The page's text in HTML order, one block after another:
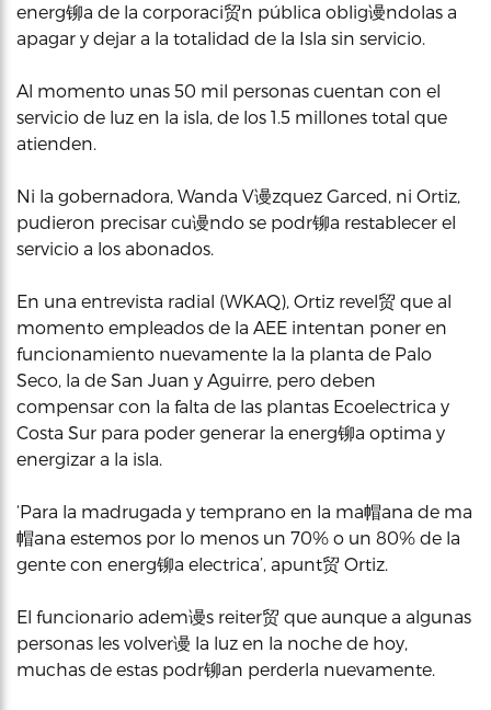
energ铆a de la corporaci贸n pública oblig谩ndolas a
apagar y dejar a la totalidad de la Isla sin servicio.
Al momento unas 50 mil personas cuentan con el
servicio de luz en la isla, de los 1.5 millones total que
atienden.
Ni la gobernadora, Wanda V谩zquez Garced, ni Ortiz,
pudieron precisar cu谩ndo se podr铆a restablecer el
servicio a los abonados.
En una entrevista radial (WKAQ), Ortiz revel贸 que al
momento empleados de la AEE intentan poner en
funcionamiento nuevamente la la planta de Palo
Seco, la de San Juan y Aguirre, pero deben
compensar con la falta de las plantas Ecoelectrica y
Costa Sur para poder generar la energ铆a optima y
energizar a la isla.
‘Para la madrugada y temprano en la ma帽ana de ma
帽ana estemos por lo menos un 70% o un 80% de la
gente con energ铆a electrica’, apunt贸 Ortiz.
El funcionario adem谩s reiter贸 que aunque a algunas
personas les volver谩 la luz en la noche de hoy,
muchas de estas podr铆an perderla nuevamente.